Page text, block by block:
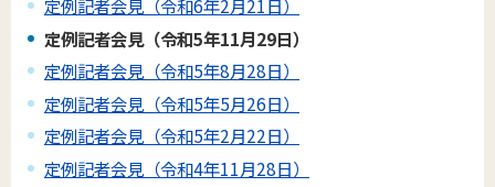
定例記者会見（令和6年2月21日）
定例記者会見（令和5年11月29日）
定例記者会見（令和5年8月28日）
定例記者会見（令和5年5月26日）
定例記者会見（令和5年2月22日）
定例記者会見（令和4年11月28日）